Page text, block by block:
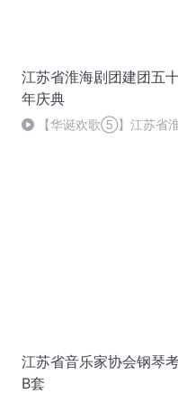
江苏省淮海剧团建团五
年庆典
【华诞欢歌⑤】江苏省
江苏省音乐家协会钢琴
B套